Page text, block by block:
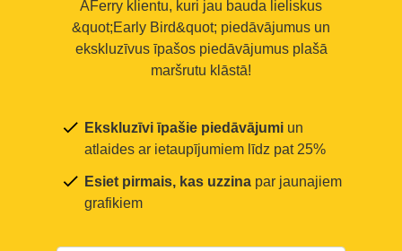
AFerry klientu, kuri jau bauda lieliskus
&quot;Early Bird&quot; piedāvājumus un
ekskluzīvus īpašos piedāvājumus plašā
maršrutu klāstā!
Ekskluzīvi īpašie piedāvājumi un
atlaides ar ietaupījumiem līdz pat 25%
Esiet pirmais, kas uzzina par jaunajiem
grafikiem